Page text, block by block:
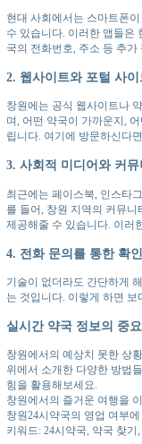
현대 사회에서는 스마트폰
수 있습니다. 이러한 앱들은
국의 전화번호, 주소 등 추
2. 웹사이트와 포털 사이
창원에는 공식 웹사이트나
며, 어떤 약국이 가까운지,
립니다. 여기에 방문하신다
3. 사회적 미디어와 커뮤
최근에는 페이스북, 인스타
를 들어, 창원 지역의 커뮤
제공해줄 수 있습니다. 이러
4. 전화 문의를 통한 확
기술이 없더라도 간단하게
는 것입니다. 이렇게 하면
실시간 약국 정보의 중
창원에서의 예상치 못한 상
위에서 소개한 다양한 방법
힘을 활용해보세요.
창원에서의 즐거운 여행을
창원24시약국의 영업 여부
키워드: 24시약국, 약국 찾